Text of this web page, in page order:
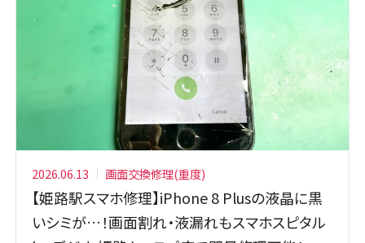
2026.06.13 画面交換修理(重度)
【姫路駅スマホ修理】iPhone 8 Plusの液晶に黒
いシミが…！画面割れ・液漏れもスマホスピタル